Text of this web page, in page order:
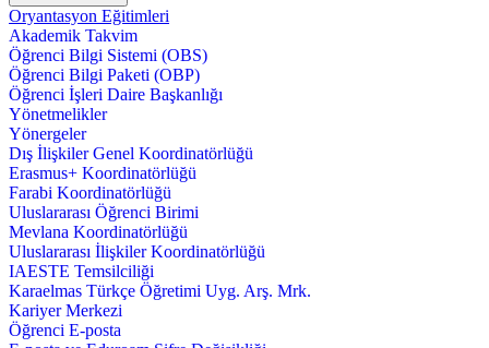
Oryantasyon Eğitimleri
Akademik Takvim
Öğrenci Bilgi Sistemi (OBS)
Öğrenci Bilgi Paketi (OBP)
Öğrenci İşleri Daire Başkanlığı
Yönetmelikler
Yönergeler
Dış İlişkiler Genel Koordinatörlüğü
Erasmus+ Koordinatörlüğü
Farabi Koordinatörlüğü
Uluslararası Öğrenci Birimi
Mevlana Koordinatörlüğü
Uluslararası İlişkiler Koordinatörlüğü
IAESTE Temsilciliği
Karaelmas Türkçe Öğretimi Uyg. Arş. Mrk.
Kariyer Merkezi
Öğrenci E-posta